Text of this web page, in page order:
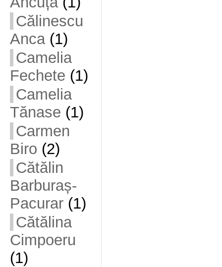
Călinescu
Anca(1)
Camelia
Fechete (1)
Camelia
Tănase (1)
Carmen
Biro (2)
Cătălin
Barburaș-
Pacurar(1)
Cătălina
Cimpoeru
(1)